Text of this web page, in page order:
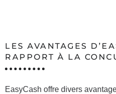
LES AVANTAGES
RAPPORT À LA
EasyCash offre divers